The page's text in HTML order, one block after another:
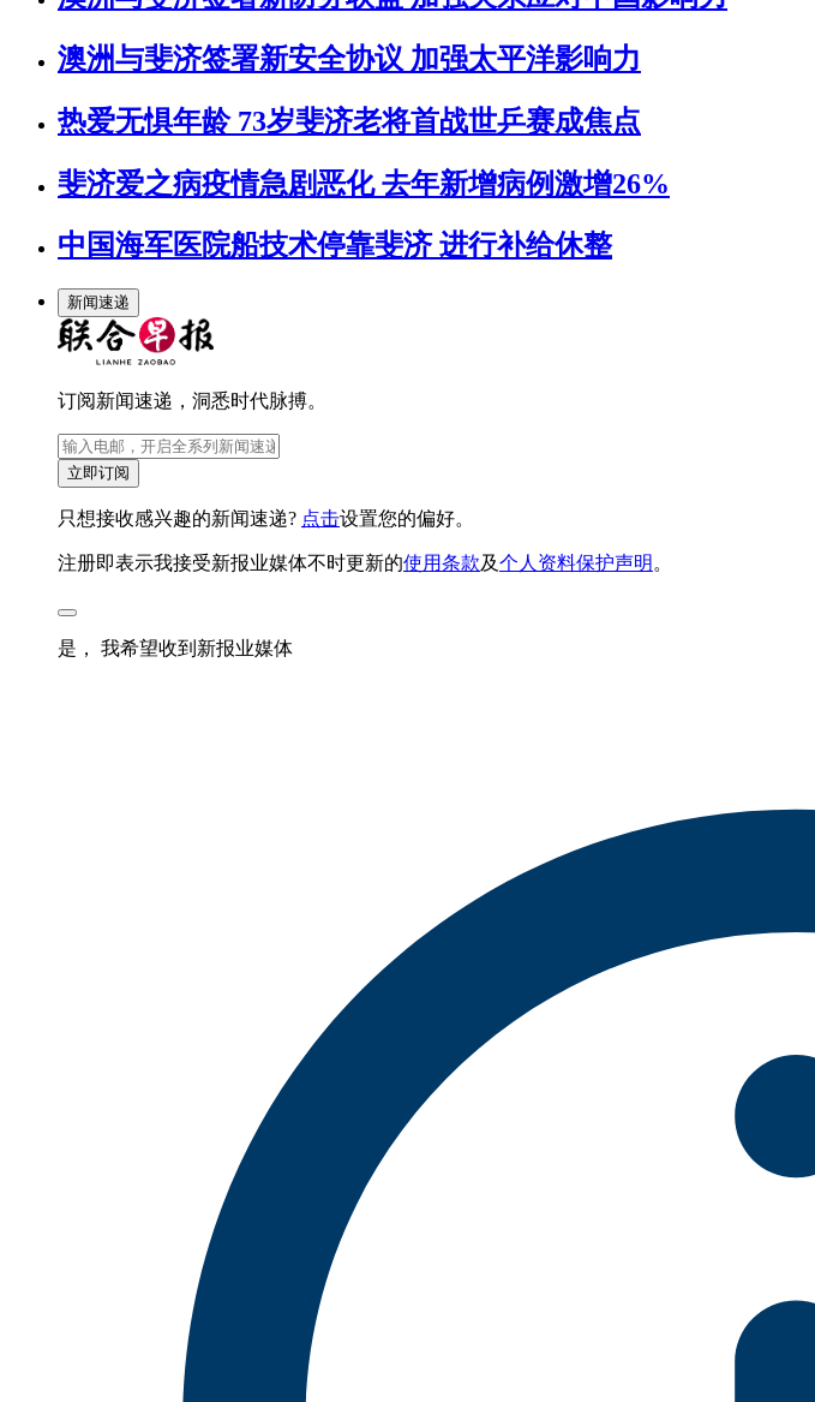
澳洲与斐济签署新安全协议 加强太平洋影响力
热爱无惧年龄 73岁斐济老将首战世乒赛成焦点
斐济爱之病疫情急剧恶化 去年新增病例激增26%
中国海军医院船技术停靠斐济 进行补给休整
新闻速递
订阅新闻速递，洞悉时代脉搏。
立即订阅
只想接收感兴趣的新闻速递? 点击设置您的偏好。
注册即表示我接受新报业媒体不时更新的使用条款及个人资料保护声明 。
是， 我希望收到新报业媒体